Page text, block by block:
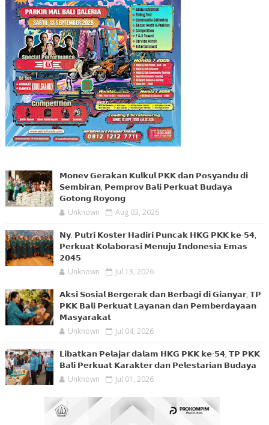
𝗠𝗼𝗻𝗲𝘃 𝗚𝗲𝗿𝗮𝗸𝗮𝗻 𝗞𝘂𝗹𝗸𝘂𝗹 𝗣𝗞𝗞 𝗱𝗮𝗻 𝗣𝗼𝘀𝘆𝗮𝗻𝗱𝘂 𝗱𝗶
𝗦𝗲𝗺𝗯𝗶𝗿𝗮𝗻, 𝗣𝗲𝗺𝗽𝗿𝗼𝘃 𝗕𝗮𝗹𝗶 𝗣𝗲𝗿𝗸𝘂𝗮𝘁 𝗕𝘂𝗱𝗮𝘆𝗮
𝗚𝗼𝘁𝗼𝗻𝗴 𝗥𝗼𝘆𝗼𝗻𝗴
Unknown Aug 03, 2026
𝗡𝘆. 𝗣𝘂𝘁𝗿𝗶 𝗞𝗼𝘀𝘁𝗲𝗿 𝗛𝗮𝗱𝗶𝗿𝗶 𝗣𝘂𝗻𝗰𝗮𝗸 𝗛𝗞𝗚 𝗣𝗞𝗞 𝗸𝗲-𝟱𝟰,
𝗣𝗲𝗿𝗸𝘂𝗮𝘁 𝗞𝗼𝗹𝗮𝗯𝗼𝗿𝗮𝘀𝗶 𝗠𝗲𝗻𝘂𝗷𝘂 𝗜𝗻𝗱𝗼𝗻𝗲𝘀𝗶𝗮 𝗘𝗺𝗮𝘀
𝟮𝟬𝟰𝟱
Unknown Jul 13, 2026
𝗔𝗸𝘀𝗶 𝗦𝗼𝘀𝗶𝗮𝗹 𝗕𝗲𝗿𝗴𝗲𝗿𝗮𝗸 𝗱𝗮𝗻 𝗕𝗲𝗿𝗯𝗮𝗴𝗶 𝗱𝗶 𝗚𝗶𝗮𝗻𝘆𝗮𝗿, 𝗧𝗣
𝗣𝗞𝗞 𝗕𝗮𝗹𝗶 𝗣𝗲𝗿𝗸𝘂𝗮𝘁 𝗟𝗮𝘆𝗮𝗻𝗮𝗻 𝗱𝗮𝗻 𝗣𝗲𝗺𝗯𝗲𝗿𝗱𝗮𝘆𝗮𝗮𝗻
𝗠𝗮𝘀𝘆𝗮𝗿𝗮𝗸𝗮𝘁
Unknown Jul 04, 2026
𝗟𝗶𝗯𝗮𝘁𝗸𝗮𝗻 𝗣𝗲𝗹𝗮𝗷𝗮𝗿 𝗱𝗮𝗹𝗮𝗺 𝗛𝗞𝗚 𝗣𝗞𝗞 𝗸𝗲-𝟱𝟰, 𝗧𝗣 𝗣𝗞𝗞
𝗕𝗮𝗹𝗶 𝗣𝗲𝗿𝗸𝘂𝗮𝘁 𝗞𝗮𝗿𝗮𝗸𝘁𝗲𝗿 𝗱𝗮𝗻 𝗣𝗲𝗹𝗲𝘀𝘁𝗮𝗿𝗶𝗮𝗻 𝗕𝘂𝗱𝗮𝘆𝗮
Unknown Jul 01, 2026